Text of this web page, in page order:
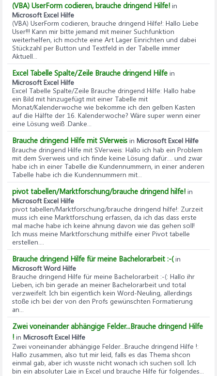
(VBA) UserForm codieren, brauche dringend Hilfe! in
Microsoft Excel Hilfe
(VBA) UserForm codieren, brauche dringend Hilfe!: Hallo Liebe
User!!! Kann mir bitte jemand mit meiner Suchfunktion
weiterhelfen, ich mochte eine Art Lager Einrichten und dabei
Stückzahl per Button und Textfeld in der Tabelle immer
Aktuell...
Excel Tabelle Spalte/Zeile Brauche dringend Hilfe in
Microsoft Excel Hilfe
Excel Tabelle Spalte/Zeile Brauche dringend Hilfe: Hallo habe
ein Bild mit hinzugefügt mit einer Tabelle mit
Monat/Kalenderwoche wie bekomme ich den gelben Kasten
auf die Hälfte der 16. Kalenderwoche? Wäre super wenn einer
eine Lösung weiß .Danke...
Brauche dringend Hilfe mit SVerweis in Microsoft Excel Hilfe
Brauche dringend Hilfe mit SVerweis: Hallo ich hab ein Problem
mit dem Sverweis und ich finde keine Lösung dafür.... und zwar
habe ich in einer Tabelle die Kundennummern, in einer anderen
Tabelle habe ich die Kundennummern mit...
pivot tabellen/Marktforschung/brauche dringend hilfe! in
Microsoft Excel Hilfe
pivot tabellen/Marktforschung/brauche dringend hilfe!: Zurzeit
muss ich eine Marktforschung erfassen, da ich das dass erste
mal mache habe ich keine ahnung davon wie das gehen soll!
Ich muss meine Marktforschung mithilfe einer Pivot tabelle
erstellen....
Brauche dringend Hilfe für meine Bachelorarbeit :-(in
Microsoft Word Hilfe
Brauche dringend Hilfe für meine Bachelorarbeit :-(: Hallo ihr
Lieben, ich bin gerade an meiner Bachelorarbeit und total
verzweifelt. Ich bin eigentlich kein Word-Neuling, allerdings
stoße ich bei der von den Profs gewünschten Formatierung
an...
Zwei voneinander abhängige Felder...Brauche dringend Hilfe
! in Microsoft Excel Hilfe
Zwei voneinander abhängige Felder...Brauche dringend Hilfe !:
Hallo zusammen, also tut mir leid, falls es das Thema shcon
einmal gab, aber ich wusste nicht wonach ich suchen soll. Ich
bin ein absoluter Laie in Excel und brauche Hilfe für folgendes...